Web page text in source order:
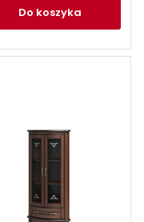
do koszyka